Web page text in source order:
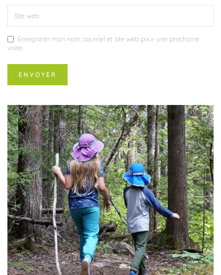
Enregistrer mon nom, courriel et site web pour une prochaine
visite.